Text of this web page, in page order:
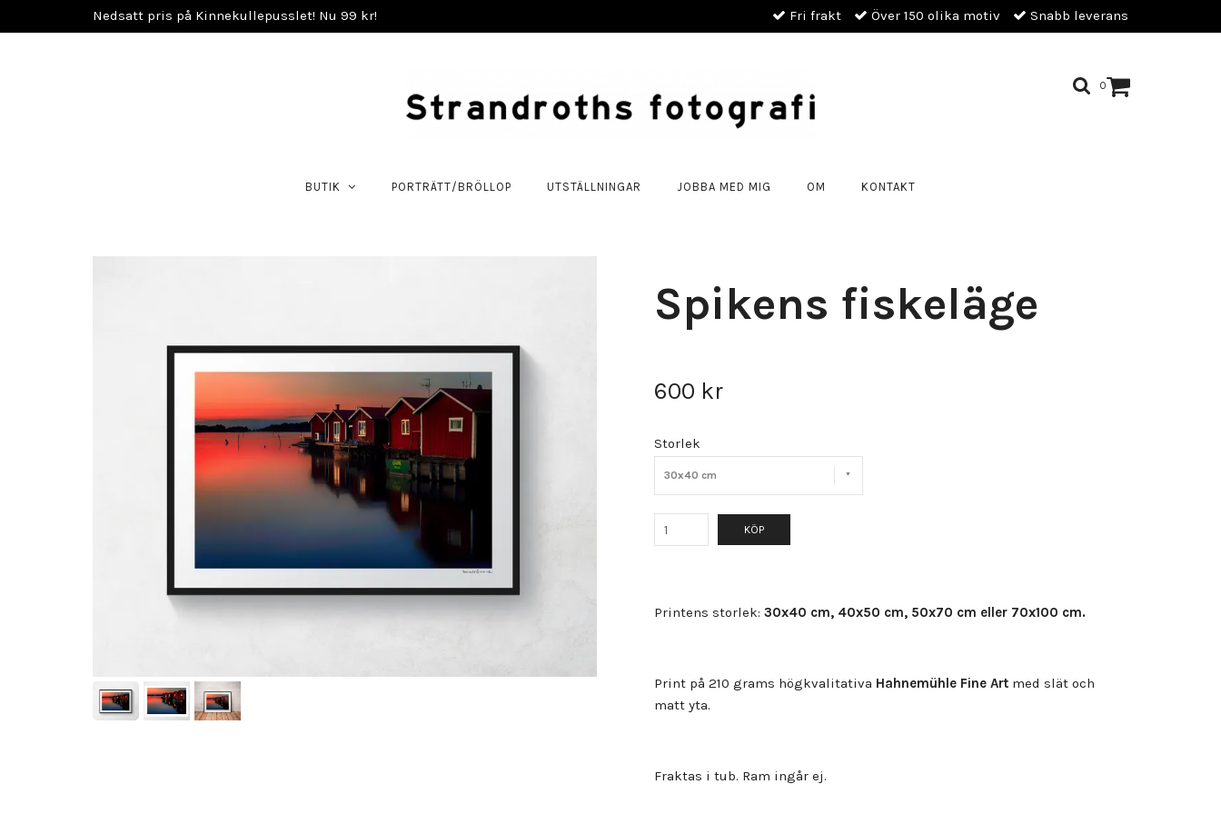
Nedsatt pris på Kinnekullepusslet! Nu 99 kr! Fri frakt Över 150 olika motiv Snabb leverans
0
BUTIK PORTRÄTT/BRÖLLOP UTSTÄLLNINGAR JOBBA MED MIG OM KONTAKT
Spikens fiskeläge
600 kr
Storlek
30x40 cm
KÖP
Printens storlek: 30x40 cm, 40x50 cm, 50x70 cm eller 70x100 cm.
Print på 210 grams högkvalitativa Hahnemühle Fine Art med slät och
matt yta.
Fraktas i tub. Ram ingår ej.